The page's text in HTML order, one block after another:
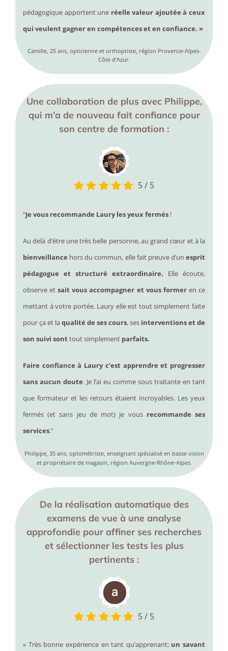
pédagogique apportent une réelle valeur ajoutée à ceux
qui veulent gagner en compétences et en confiance. »
Camille, 25 ans, opticienne et orthoptiste, région Provence-Alpes-
Côte d’Azur.
Une collaboration de plus avec Philippe,
qui m’a de nouveau fait confiance pour
son centre de formation :
5/ 5
“Je vous recommande Laury les yeux fermés !
Au delà d’être une très belle personne, au grand cœur et à la
bienveillance hors du commun, elle fait preuve d’un esprit
pédagogue et structuré extraordinaire. Elle écoute,
observe etsait vous accompagner et vous formeren ce
mettant à votre portée. Laury elle est tout simplement faite
pour ça et laqualité de ses cours, ses interventions et de
son suivi sonttout simplement parfaits.
Faire confiance à Laury c’est apprendre et progresser
sans aucun doute. Je l’ai eu comme sous traitante en tant
que formateur et les retours étaient incroyables. Les yeux
fermés (et sans jeu de mot) je vous recommande ses
services.”
Philippe, 35 ans, optométriste, enseignant spécialisé en basse vision
et propriétaire de magasin, région Auvergne-Rhône-Alpes.
De la réalisation automatique des
examens de vue à une analyse
approfondie pour affiner ses recherches
et sélectionner les tests les plus
pertinents :
5/ 5
« Très bonne expérience en tant qu’apprenant; un savant